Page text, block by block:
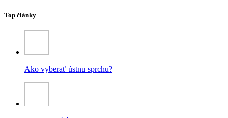
Top články
Ako vyberať ústnu sprchu?